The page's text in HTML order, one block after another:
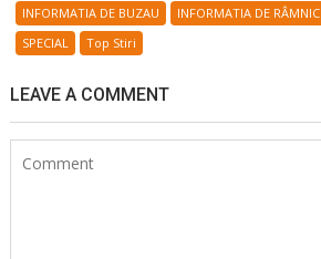
INFORMATIA DE BUZAU INFORMATIA DE RÂMNIC
SPECIAL
Top Stiri
LEAVE A COMMENT